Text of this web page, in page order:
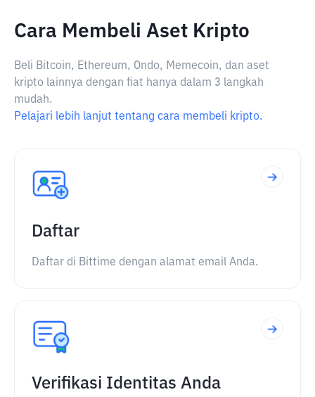
Cara Membeli Aset Kripto
Beli Bitcoin, Ethereum, Ondo, Memecoin, dan aset
kripto lainnya dengan fiat hanya dalam 3 langkah
mudah.
Pelajari lebih lanjut tentang cara membeli kripto.
Daftar
Daftar di Bittime dengan alamat email Anda.
Verifikasi Identitas Anda